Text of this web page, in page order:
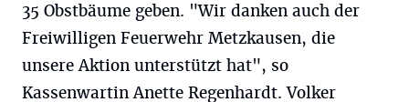
35 Obstbäume geben. "Wir danken auch der
Freiwilligen Feuerwehr Metzkausen, die
unsere Aktion unterstützt hat", so
Kassenwartin Anette Regenhardt. Volker